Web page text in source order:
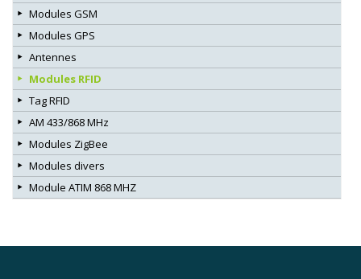
Modules GSM
Modules GPS
Antennes
Modules RFID
Tag RFID
AM 433/868 MHz
Modules ZigBee
Modules divers
Module ATIM 868 MHZ